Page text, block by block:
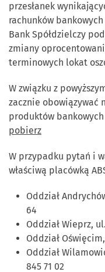
przesłanek
rachunków
Bank Spółdzielczy
zmiany
terminowych lokat
W związku z
zacznie obowiązywać
produktów bankowych
pobierz
W przypadku pytań i
właściwą placówką
Oddział
64
Oddział Wieprz,
Oddział
Oddział
845 71 02